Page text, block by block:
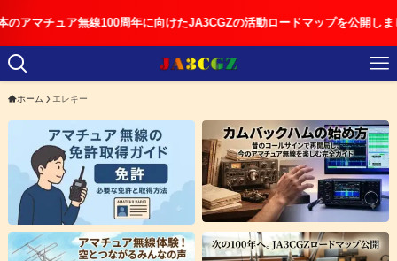
チュア無線100周年に向けたJA3CGZの活動ロードマップを公開しました
ホーム エレキー